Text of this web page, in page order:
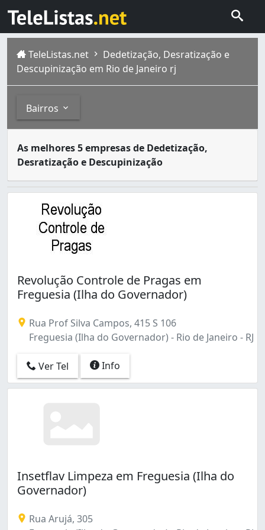
TeleListas.net
Dedetização, Desratização e
Descupinização em Rio de Janeiro rj
Bairros
Abolição (2)
Anil (4)
Bancários (1)
Bangu (5)
Barra da Tijuca (7)
Benfica (2)
Bento Ribeiro (1)
Botafogo (1)
Braz de Pina (5)
Cachambi (2)
Caju (2)
Campinho (1)
Coelho Neto (2)
Colégio (2)
Copacabana (5)
Cordovil (4)
Cosme Velho (1)
As melhores 5 empresas de Dedetização,
Desratização e Descupinização
A cidade do Rio de Janeiro capital do estado
Revolução Controle de Pragas em
Freguesia (Ilha do Governador)
Rua Prof Silva Campos, 415 S 106
Freguesia (Ilha do Governador) - Rio de Janeiro - RJ
Ver Tel Info
Insetflav Limpeza em Freguesia (Ilha do
Governador)
Rua Arujá, 305